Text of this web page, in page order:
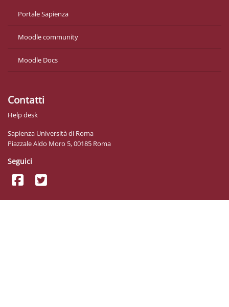
Portale Sapienza
Moodle community
Moodle Docs
Contatti
Help desk
Sapienza Università di Roma
Piazzale Aldo Moro 5, 00185 Roma
Seguici